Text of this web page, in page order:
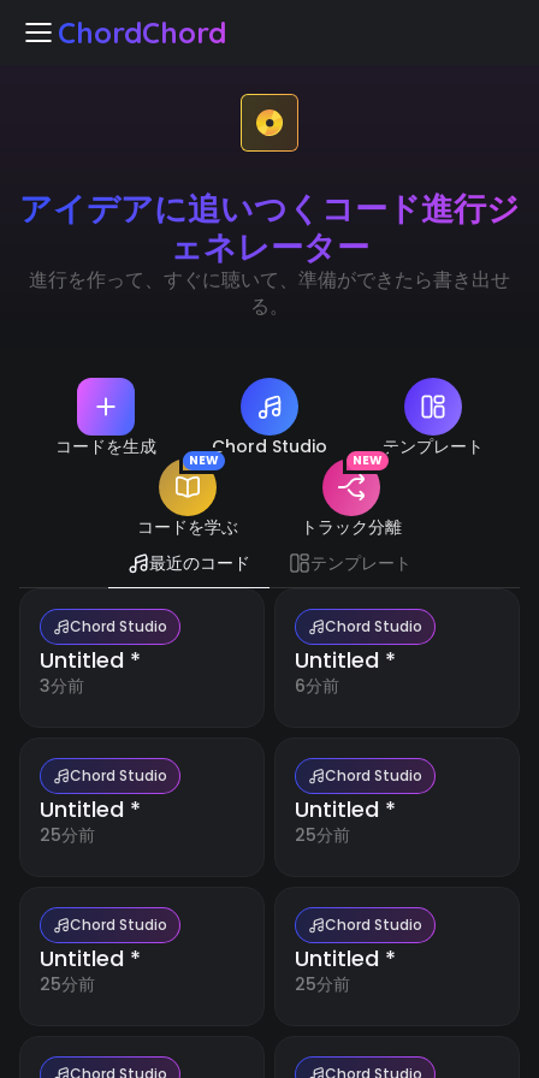
ChordChord
ChordChord
ホーム
ドを学ぶ NEW
ック分離 NEW
🇪🇸Español
日
ブ
ロ
グ
詳細
アル
と専
門家
のヒ
ント
向上
させ
まし
ょ
う。
無
アイデアに追いつくコード進行ジ
ェネレーター
進行を作って、すぐに聴いて、準備ができたら書き出せ
る。
コードを生成 Chord Studio テンプレート
コードを学ぶ
NEW
トラック分離
NEW
最近のコード テンプレート
Chord Studio
Untitled *
3分前
Chord Studio
Untitled *
6分前
Chord Studio
Untitled *
25分前
Chord Studio
Untitled *
25分前
Chord Studio
Untitled *
25分前
Chord Studio
Untitled *
25分前
Chord Studio Chord Studio